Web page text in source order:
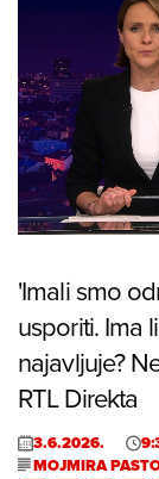
Unmute
Loaded:
5.86%
'Imali smo
usporiti. Ima
najavljuje?
RTL Direkta
3.6.2026.
MOJMIRA